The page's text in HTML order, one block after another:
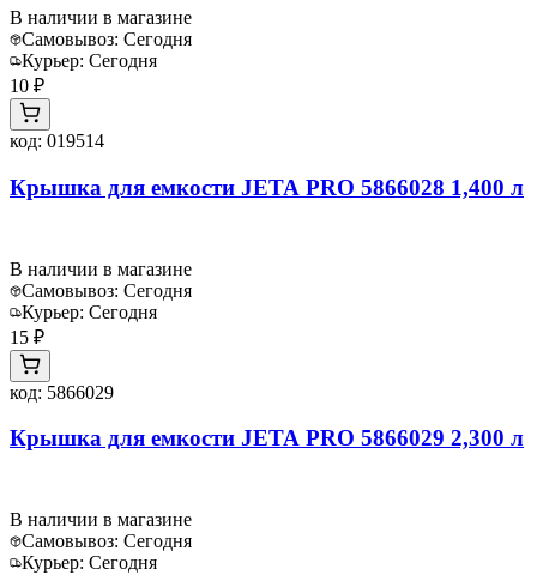
В наличии в магазине
Самовывоз: Сегодня
Курьер: Сегодня
10 ₽
код: 019514
Крышка для емкости JETA PRO 5866028 1,400 л
В наличии в магазине
Самовывоз: Сегодня
Курьер: Сегодня
15 ₽
код: 5866029
Крышка для емкости JETA PRO 5866029 2,300 л
В наличии в магазине
Самовывоз: Сегодня
Курьер: Сегодня